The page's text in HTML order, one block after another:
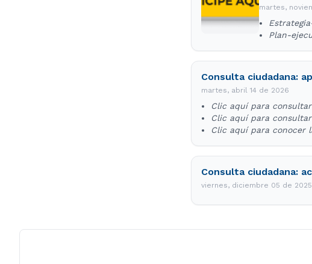
martes,
Plan-
Consulta ciudadana:
martes, abril 14 de 2026
Clic aquí para
Clic aquí para
Clic aquí para conocer
Consulta ciudadana:
viernes, diciembre 05 de 2025